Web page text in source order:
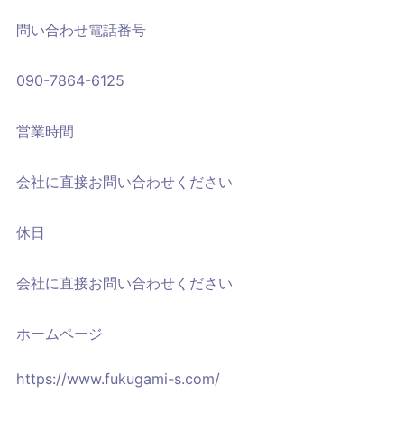
問い合わせ電話番号
090-7864-6125
営業時間
会社に直接お問い合わせください
休日
会社に直接お問い合わせください
ホームページ
https://www.fukugami-s.com/